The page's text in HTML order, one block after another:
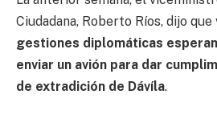
Ciudadana, Roberto Ríos, dijo que
gestiones diplomáticas
enviar un avión para dar
de extradición de Dávíla.